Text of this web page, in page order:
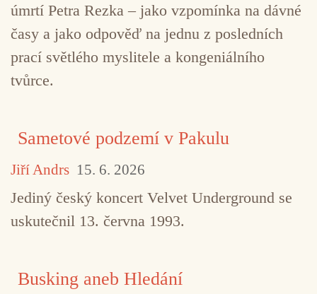
úmrtí Petra Rezka – jako vzpomínka na dávné
časy a jako odpověď na jednu z posledních
prací světlého myslitele a kongeniálního
tvůrce.
Sametové podzemí v Pakulu
Jiří Andrs 15. 6. 2026
Jediný český koncert Velvet Underground se
uskutečnil 13. června 1993.
Busking aneb Hledání